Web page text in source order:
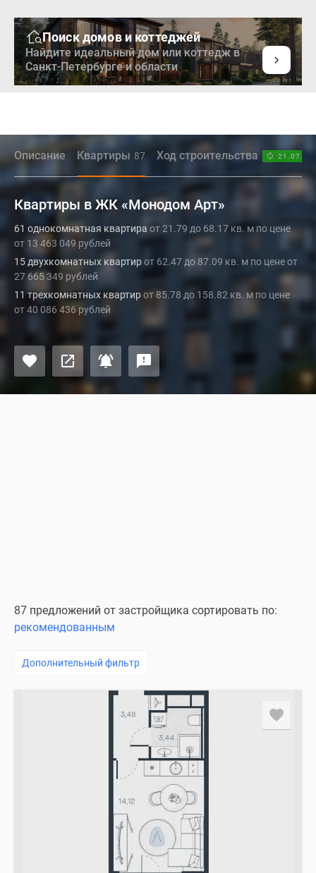
Поиск домов и коттеджей
Найдите идеальный дом или коттедж в
Санкт-Петербурге и области
Описание Квартиры 87 Ход строительства 21.07.26
Квартиры в ЖК «Монодом Арт»
61 однокомнатная квартира от 21.79 до 68.17 кв. м по цене
от 13 463 049 рублей
15 двухкомнатных квартирот 62.47 до 87.09 кв. м по цене от
27 665 349 рублей
11 трехкомнатных квартирот 85.78 до 158.82 кв. м по цене
от 40 086 436 рублей
87 предложений от застройщика сортировать по:
рекомендованным
Дополнительный фильтр